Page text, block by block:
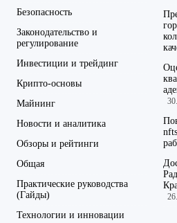
Безопасность
Законодательство и
регулирование
Инвестиции и трейдинг
Крипто-основы
Майнинг
Новости и аналитика
Обзоры и рейтинги
Общая
Практические руководства
(Гайды)
Технологии и инновации